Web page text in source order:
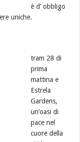
è d’ obbligo
uniche.
tram 28 di
prima
mattina e
Estrela
Gardens,
un’oasi di
pace nel
cuore della